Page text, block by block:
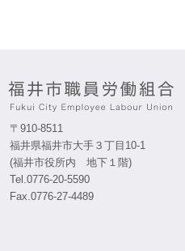
〒910-8511
福井県福井市大手３丁目10-1
(福井市役所内 地下１階)
Tel.0776-20-5590
Fax.0776-27-4489